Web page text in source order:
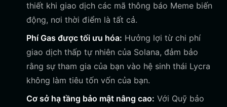
thiết khi giao dịch các mã thông báo Meme biến
động, nơi thời điểm là tất cả.
Phí Gas được tối ưu hóa: Hưởng lợi từ chi phí
giao dịch thấp tự nhiên của Solana, đảm bảo
rằng sự tham gia của bạn vào hệ sinh thái Lycra
không làm tiêu tốn vốn của bạn.
Cơ sở hạ tầng bảo mật nâng cao: Với Quỹ bảo